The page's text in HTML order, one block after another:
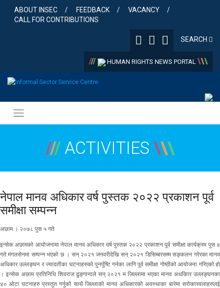
content
ABOUT INSEC FEEDBACK
VACANCY
CALL FOR CONTRIBUTIONS
SEARCH
/// HUMAN RIGHTS NEWS PORTAL \\\
/// ACTIVITIES \\\
नेपाल मानव अधिकार वर्ष पुस्तक २०२२ प्रकाशन पूर्व
समीक्षा सम्पन्न
अछाम । २०७८ पुस ५ गते
इन्सेक अछामको आयोजनामा नेपाल मानव अधिकार वर्ष पुस्तक २०२२ प्रकाशन पूर्व समीक्षा कार्यक्रम पुस ४
गते मंगलसेनमा सम्पन्न भएको छ । सन् २०२१ जनवरीदेखि सन् २०२१ डिसिम्बरसम्म सङ्कलन गरेरका मानव
अधिकार उल्लङ्घन र ज्यादतीका घटनाहरुको पुनर्पुष्टि गर्नका लागि पूर्व समीक्षा गोष्ठीको आयोजना गरिएको हो
। इन्सेक अछाम प्रतिनिधि शिवराज ढुङ्गानाले सन् २०२१ म जिल्लामा भएका मानव अधकिार उल्लङ्घनका
४० ओटा घटनाहरु प्रस्तुत गर्नुको साथै जिल्लाको मानव अधिकारको अवस्थाका बारेमा सरोकारवलाहरुलई